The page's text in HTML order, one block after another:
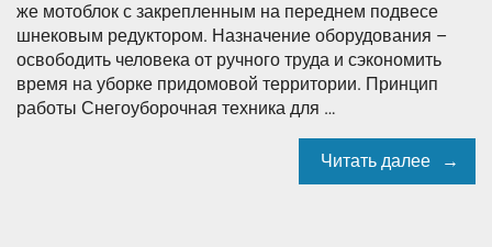
же мотоблок с закрепленным на переднем подвесе
шнековым редуктором. Назначение оборудования –
освободить человека от ручного труда и сэкономить
время на уборке придомовой территории. Принцип
работы Снегоуборочная техника для …
Читать далее